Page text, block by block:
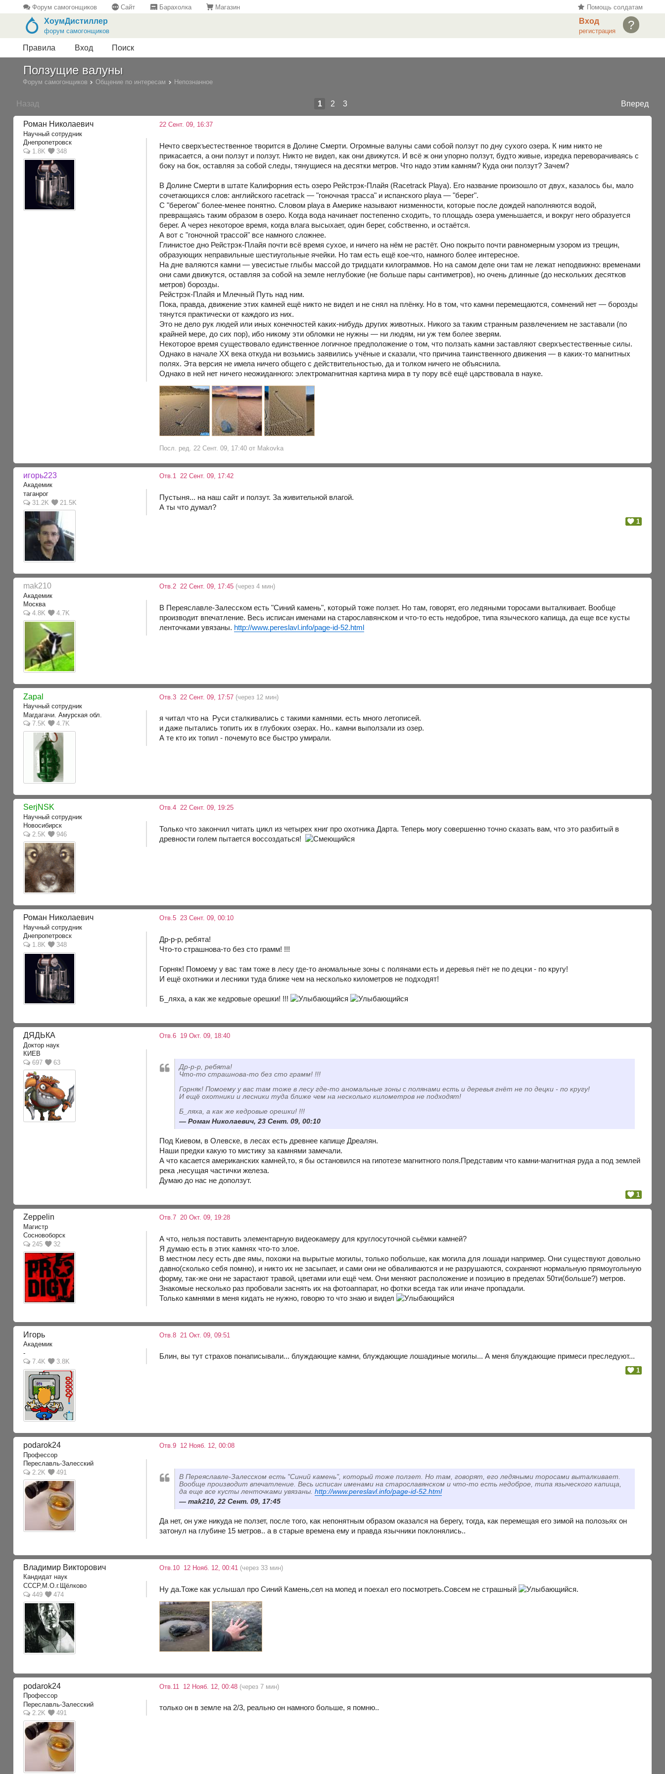
Форум самогонщиков Сайт Барахолка Магазин Помощь солдатам
?
Вход
регистрация
ХоумДистиллер
форум самогонщиков
Правила Вход Поиск
Ползущие валуны
Форум самогонщиков Общение по интересам Непознанное
Назад Вперед
1 2 3
Роман Николаевич
Научный сотрудник
Днепропетровск
1.8K
348
22 Сент. 09, 16:37
Нечто сверхъестественное творится в Долине Смерти. Огромные валуны сами собой ползут по дну сухого озера. К ним никто не
прикасается, а они ползут и ползут. Никто не видел, как они движутся. И всё ж они упорно ползут, будто живые, изредка переворачиваясь с
боку на бок, оставляя за собой следы, тянущиеся на десятки метров. Что надо этим камням? Куда они ползут? Зачем?
В Долине Смерти в штате Калифорния есть озеро Рейстрэк-Плайя (Racetrack Playa). Его название произошло от двух, казалось бы, мало
сочетающихся слов: английского racetrack — "гоночная трасса" и испанского playa — "берег".
С "берегом" более-менее понятно. Cловом playa в Америке называют низменности, которые после дождей наполняются водой,
превращаясь таким образом в озеро. Когда вода начинает постепенно сходить, то площадь озера уменьшается, и вокруг него образуется
берег. А через некоторое время, когда влага высыхает, один берег, собственно, и остаётся.
А вот с "гоночной трассой" все намного сложнее.
Глинистое дно Рейстрэк-Плайя почти всё время сухое, и ничего на нём не растёт. Оно покрыто почти равномерным узором из трещин,
образующих неправильные шестиугольные ячейки. Но там есть ещё кое-что, намного более интересное.
На дне валяются камни — увесистые глыбы массой до тридцати килограммов. Но на самом деле они там не лежат неподвижно: временами
они сами движутся, оставляя за собой на земле неглубокие (не больше пары сантиметров), но очень длинные (до нескольких десятков
метров) борозды.
Рейстрэк-Плайя и Млечный Путь над ним.
Пока, правда, движение этих камней ещё никто не видел и не снял на плёнку. Но в том, что камни перемещаются, сомнений нет — борозды
тянутся практически от каждого из них.
Это не дело рук людей или иных конечностей каких-нибудь других животных. Никого за таким странным развлечением не заставали (по
крайней мере, до сих пор), ибо никому эти обломки не нужны — ни людям, ни уж тем более зверям.
Некоторое время существовало единственное логичное предположение о том, что ползать камни заставляют сверхъестественные силы.
Однако в начале XX века откуда ни возьмись заявились учёные и сказали, что причина таинственного движения — в каких-то магнитных
полях. Эта версия не имела ничего общего с действительностью, да и толком ничего не объяснила.
Однако в ней нет ничего неожиданного: электромагнитная картина мира в ту пору всё ещё царствовала в науке.
Посл. ред. 22 Сент. 09, 17:40 от Makovka
игорь223
Академик
таганрог
31.2K
21.5K
Отв.1 22 Сент. 09, 17:42
Пустыня... на наш сайт и ползут. За живительной влагой.
А ты что думал?
1
mak210
Академик
Москва
4.8K
4.7K
Отв.2 22 Сент. 09, 17:45 (через 4 мин)
В Переяславле-Залесском есть "Синий камень", который тоже ползет. Но там, говорят, его ледяными торосами выталкивает. Вообще
производит впечатление. Весь исписан именами на старославянском и что-то есть недоброе, типа языческого капища, да еще все кусты
ленточками увязаны. http://www.pereslavl.info/page-id-52.html
Zapal
Научный сотрудник
Магдагачи. Амурская обл.
7.5K
4.7K
Отв.3 22 Сент. 09, 17:57 (через 12 мин)
я читал что на Руси сталкивались с такими камнями. есть много летописей.
и даже пытались топить их в глубоких озерах. Но.. камни выползали из озер.
А те кто их топил - почемуто все быстро умирали.
SerjNSK
Научный сотрудник
Новосибирск
2.5K
946
Отв.4 22 Сент. 09, 19:25
Только что закончил читать цикл из четырех книг про охотника Дарта. Теперь могу совершенно точно сказать вам, что это разбитый в
древности голем пытается воссоздаться!
Роман Николаевич
Научный сотрудник
Днепропетровск
1.8K
348
Отв.5 23 Сент. 09, 00:10
Др-р-р, ребята!
Что-то страшнова-то без сто грамм! !!!
Горняк! Помоему у вас там тоже в лесу где-то аномальные зоны с полянами есть и деревья гнёт не по децки - по кругу!
И ещё охотники и лесники туда ближе чем на несколько километров не подходят!
Б_ляха, а как же кедровые орешки! !!!
ДЯДЬКА
Доктор наук
КИЕВ
697
63
Отв.6 19 Окт. 09, 18:40
Др-р-р, ребята!
Что-то страшнова-то без сто грамм! !!!
Горняк! Помоему у вас там тоже в лесу где-то аномальные зоны с полянами есть и деревья гнёт не по децки - по кругу!
И ещё охотники и лесники туда ближе чем на несколько километров не подходят!
Б_ляха, а как же кедровые орешки! !!!
Роман Николаевич, 23 Сент. 09, 00:10
Под Киевом, в Олевске, в лесах есть древнее капище Дреалян.
Наши предки какую то мистику за камнями замечали.
А что касается американских камней,то, я бы остановился на гипотезе магнитного поля.Представим что камни-магнитная руда а под землей
река ,несущая частички железа.
Думаю до нас не доползут.
1
Zeppelin
Магистр
Сосновоборск
245
32
Отв.7 20 Окт. 09, 19:28
А что, нельзя поставить элементарную видеокамеру для круглосуточной сьёмки камней?
Я думаю есть в этих камнях что-то злое.
В местном лесу есть две ямы, похожи на вырытые могилы, только побольше, как могила для лошади например. Они существуют довольно
давно(сколько себя помню), и никто их не засыпает, и сами они не обваливаются и не разрушаются, сохраняют нормальную прямоугольную
форму, так-же они не зарастают травой, цветами или ещё чем. Они меняют расположение и позицию в пределах 50ти(больше?) метров.
Знакомые несколько раз пробовали заснять их на фотоаппарат, но фотки всегда так или иначе пропадали.
Только камнями в меня кидать не нужно, говорю то что знаю и видел
Игорь
Академик
-
7.4K
3.8K
Отв.8 21 Окт. 09, 09:51
Блин, вы тут страхов понаписывали... блуждающие камни, блуждающие лошадиные могилы... А меня блуждающие примеси преследуют...
1
podarok24
Профессор
Переславль-Залесский
2.2K
491
Отв.9 12 Нояб. 12, 00:08
В Переяславле-Залесском есть "Синий камень", который тоже ползет. Но там, говорят, его ледяными торосами выталкивает.
Вообще производит впечатление. Весь исписан именами на старославянском и что-то есть недоброе, типа языческого капища,
да еще все кусты ленточками увязаны.http://www.pereslavl.info/page-id-52.html
mak210, 22 Сент. 09, 17:45
Да нет, он уже никуда не ползет, после того, как непонятным образом оказался на берегу, тогда, как перемещая его зимой на полозьях он
затонул на глубине 15 метров.. а в старые времена ему и правда язычники поклонялись..
Владимир Викторович
Кандидат наук
CCCP,М.О.г.Щёлково
449
474
Отв.10 12 Нояб. 12, 00:41 (через 33 мин)
Ну да.Тоже как услышал про Синий Камень,сел на мопед и поехал его посмотреть.Совсем не страшный .
podarok24
Профессор
Переславль-Залесский
2.2K
491
Отв.11 12 Нояб. 12, 00:48 (через 7 мин)
только он в земле на 2/3, реально он намного больше, я помню..